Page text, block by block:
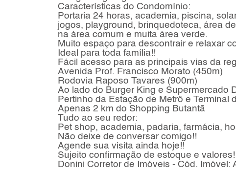
Características do Condomínio:
Portaria 24 horas, academia, piscina,
jogos, playground, brinquedoteca, área
na área comum e muita área verde.
Muito espaço para descontrair e relaxar
Ideal para toda família!!
Fácil acesso para as principais vias da
Avenida Prof. Francisco Morato (450m)
Rodovia Raposo Tavares (900m)
Ao lado do Burger King e Supermercado
Pertinho da Estação de Metrô e Terminal
Apenas 2 km do Shopping Butantã
Tudo ao seu redor:
Pet shop, academia, padaria, farmácia,
Não deixe de conversar comigo!!
Agende sua visita ainda hoje!!
Sujeito confirmação de estoque e
Donini Corretor de Imóveis - Cód. Imóvel: